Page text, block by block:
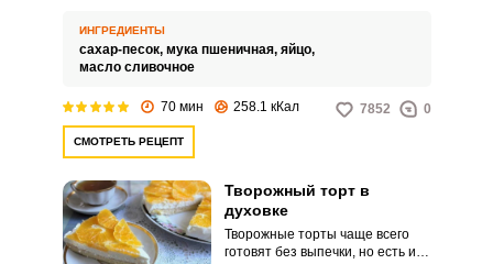
воздушным, прослаивать его
ИНГРЕДИЕНТЫ
сахар-песок, мука пшеничная, яйцо,
масло сливочное
70 мин 258.1 кКал 7852 0
СМОТРЕТЬ РЕЦЕПТ
Творожный торт в
духовке
Творожные торты чаще всего
готовят без выпечки, но есть и